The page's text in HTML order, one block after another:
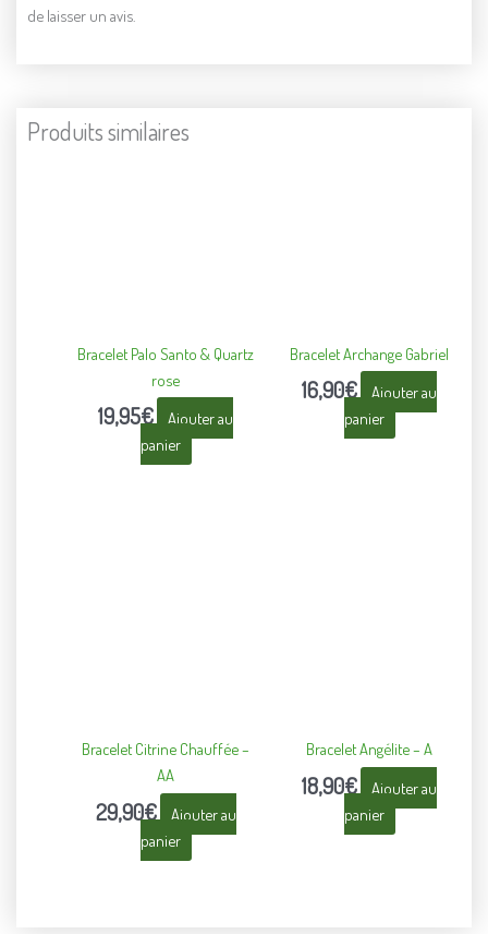
de laisser un avis.
Produits similaires
Bracelet Palo Santo & Quartz
rose
19,95€
Ajouter au
panier
Bracelet Archange Gabriel
16,90€
Ajouter au
panier
Bracelet Citrine Chauffée –
AA
29,90€
Ajouter au
panier
Bracelet Angélite – A
18,90€
Ajouter au
panier